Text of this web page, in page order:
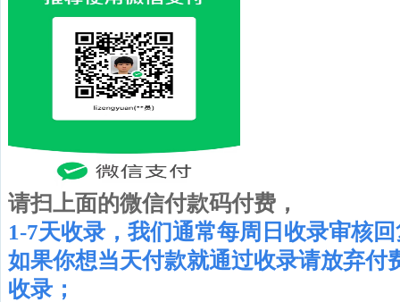
请扫上面的微信付款码付费，
1-7天收录， 我们通常每周日收录审核
如果你想当天付款就通过收录请放弃付
收录；